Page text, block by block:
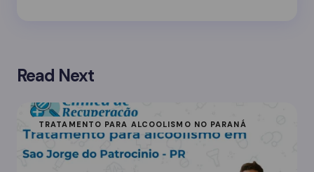
Read Next
TRATAMENTO PARA ALCOOLISMO NO PARANÁ